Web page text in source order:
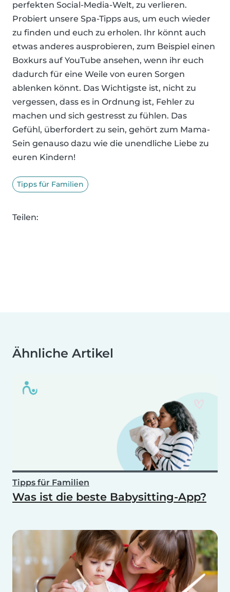
perfekten Social-Media-Welt, zu verlieren.
Probiert unsere Spa-Tipps aus, um euch wieder
zu finden und euch zu erholen. Ihr könnt auch
etwas anderes ausprobieren, zum Beispiel einen
Boxkurs auf YouTube ansehen, wenn ihr euch
dadurch für eine Weile von euren Sorgen
ablenken könnt. Das Wichtigste ist, nicht zu
vergessen, dass es in Ordnung ist, Fehler zu
machen und sich gestresst zu fühlen. Das
Gefühl, überfordert zu sein, gehört zum Mama-
Sein genauso dazu wie die unendliche Liebe zu
euren Kindern!
Tipps für Familien
Teilen:
Ähnliche Artikel
Tipps für Familien
Was ist die beste Babysitting-App?